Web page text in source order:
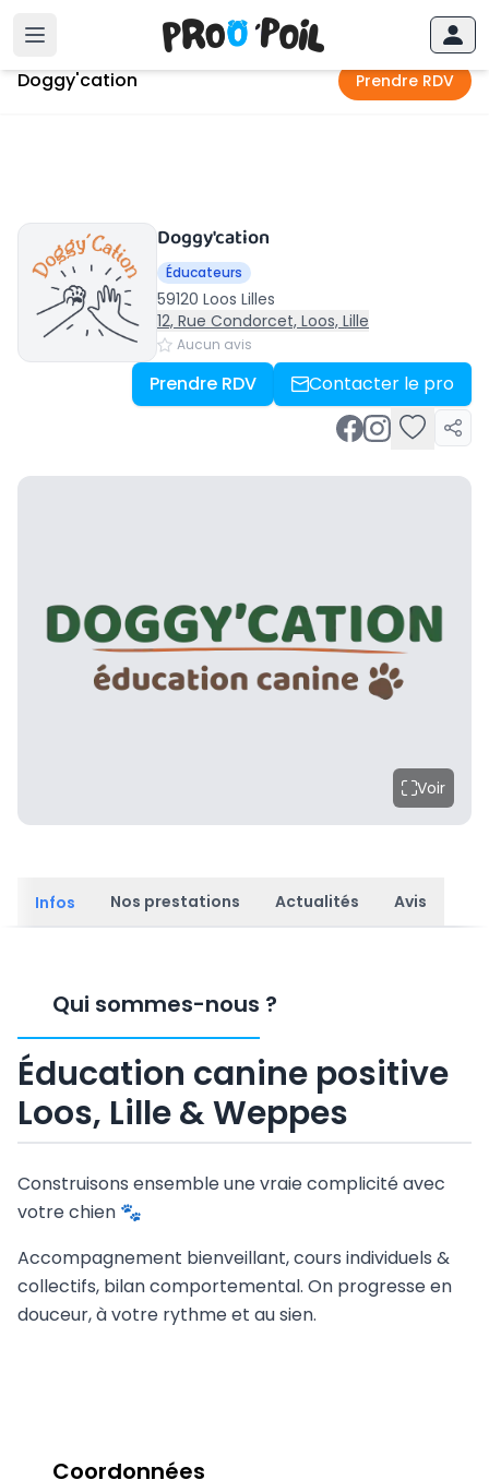
Accueil Doggy'cation
Doggy'cation Prendre RDV
Doggy'cation
Éducateurs
59120 Loos Lilles
12, Rue Condorcet, Loos, Lille
Aucun avis
Prendre RDV Contacter le pro
Voir
Infos Nos prestations Actualités Avis
Qui sommes-nous ?
Éducation canine positive
Loos, Lille & Weppes
Construisons ensemble une vraie complicité avec
votre chien 🐾
Accompagnement bienveillant, cours individuels &
collectifs, bilan comportemental. On progresse en
douceur, à votre rythme et au sien.
Coordonnées